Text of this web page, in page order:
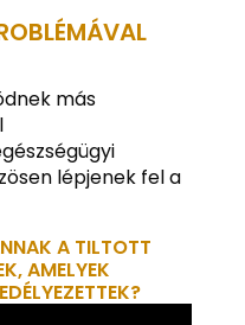
más
lépjenek fel a
A TILTOTT
AMELYEK